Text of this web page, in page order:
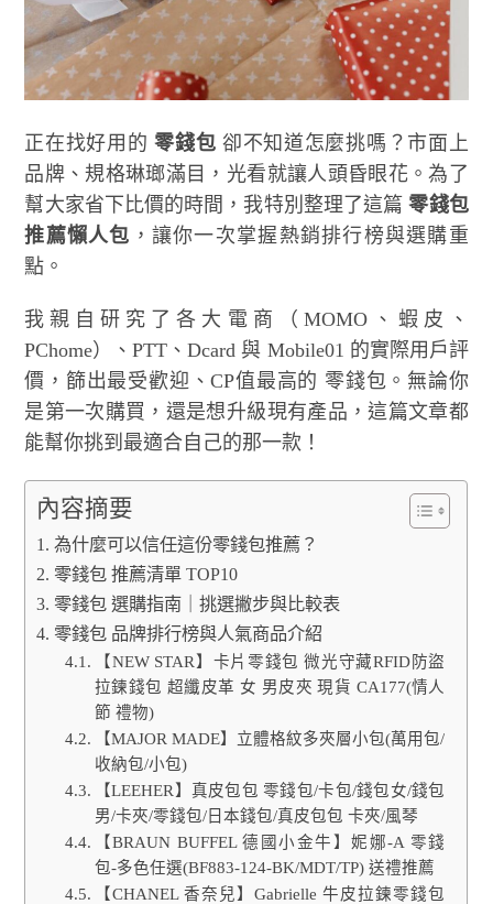
正在找好用的零錢包 卻不知道怎麼挑嗎？市面上
品牌、規格琳瑯滿目，光看就讓人頭昏眼花。為了
幫大家省下比價的時間，我特別整理了這篇零錢包
推薦懶人包 ，讓你一次掌握熱銷排行榜與選購重
點。
我親自研究了各大電商（MOMO、蝦皮、
PChome）、PTT、Dcard 與 Mobile01 的實際用戶評
價，篩出最受歡迎、CP值最高的 零錢包。無論你
是第一次購買，還是想升級現有產品，這篇文章都
能幫你挑到最適合自己的那一款！
內容摘要
為什麼可以信任這份零錢包推薦？
零錢包 推薦清單 TOP10
零錢包 選購指南｜挑選撇步與比較表
零錢包 品牌排行榜與人氣商品介紹
【NEW STAR】卡片零錢包 微光守藏RFID防盜
拉鍊錢包 超纖皮革 女 男皮夾 現貨 CA177(情人
節 禮物)
【MAJOR MADE】立體格紋多夾層小包(萬用包/
收納包/小包)
【LEEHER】真皮包包 零錢包/卡包/錢包女/錢包
男/卡夾/零錢包/日本錢包/真皮包包 卡夾/風琴
【BRAUN BUFFEL 德國小金牛】妮娜-A 零錢
包-多色任選(BF883-124-BK/MDT/TP) 送禮推薦
【CHANEL 香奈兒】Gabrielle 牛皮拉鍊零錢包